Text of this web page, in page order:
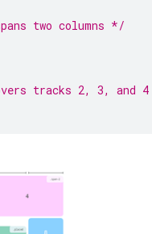
two columns */
tracks 2, 3, and